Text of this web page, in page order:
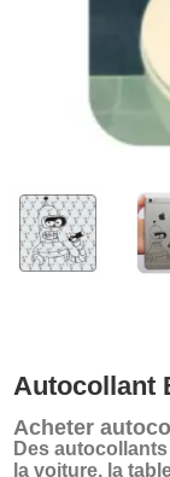
Autocollant
Acheter
Des
la voiture, la